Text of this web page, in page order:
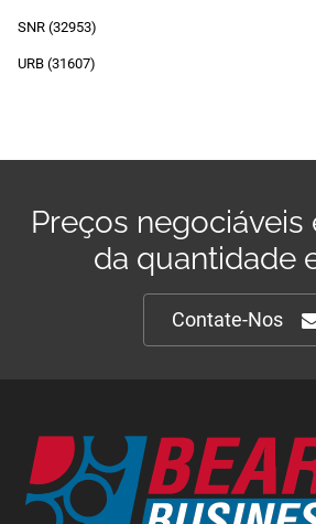
SNR (32953)
URB (31607)
Preços
da quantidade
Contate-Nos